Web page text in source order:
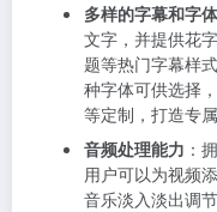
多样的字幕和字体
文字，并提供花
题等热门字幕样
种字体可供选择
等定制，打造专
音频处理能力 ：
用户可以为视频
音乐淡入淡出调